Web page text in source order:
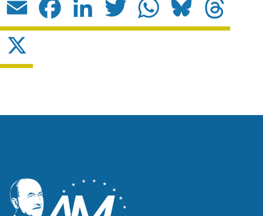
Email Facebook LinkedIn Twitter WhatsApp Bluesky